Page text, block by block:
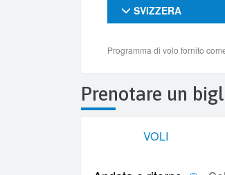
Prenotare un